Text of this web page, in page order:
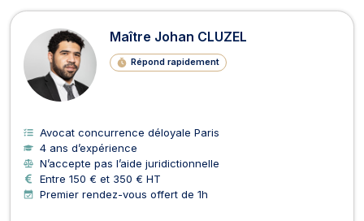
Maître Johan CLUZEL
Répond rapidement
Avocat concurrence déloyale Paris
4 ans d’expérience
N’accepte pas l’aide juridictionnelle
Entre 150 € et 350 € HT
Premier rendez-vous offert de 1h